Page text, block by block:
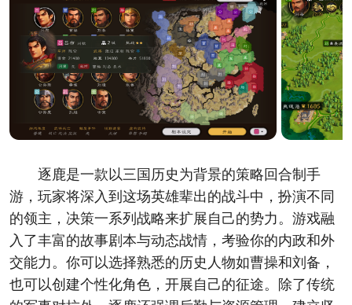
逐鹿是一款以三国历史为背景的策略回合制手
游，玩家将深入到这场英雄辈出的战斗中，扮演不同
的领主，决策一系列战略来扩展自己的势力。游戏融
入了丰富的故事剧本与动态战情，考验你的内政和外
交能力。你可以选择熟悉的历史人物如曹操和刘备，
也可以创建个性化角色，开展自己的征途。除了传统